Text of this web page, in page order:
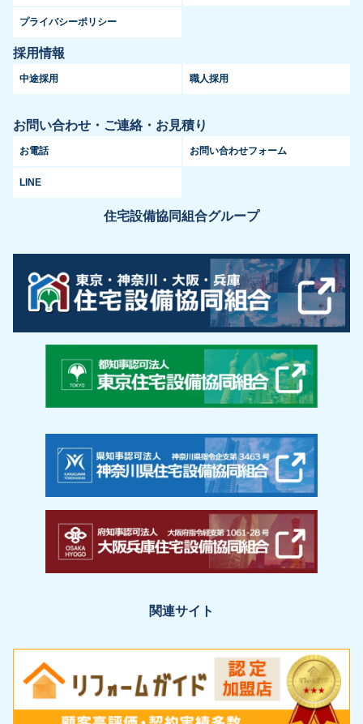
プライバシーポリシー
採用情報
中途採用 職人採用
お問い合わせ・ご連絡・お見積り
お電話 お問い合わせフォーム
LINE
住宅設備協同組合グループ
関連サイト